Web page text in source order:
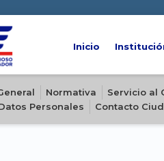
Inicio
Normativa Servicio al
Personales
Contacto